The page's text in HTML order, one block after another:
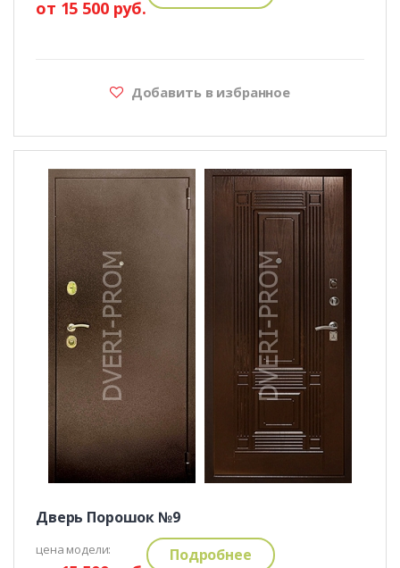
от 15 500 руб.
Добавить в избранное
Дверь Порошок №9
цена модели: Подробнее